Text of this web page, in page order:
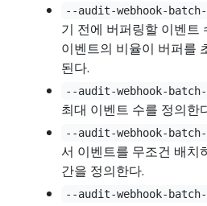
--audit-webhook-
기 전에 버퍼링할 이벤트
이벤트의 비율이 버퍼를
된다.
--audit-webhook-
최대 이벤트 수를 정의한
--audit-webhook-
서 이벤트를 무조건 배치
간을 정의한다.
--audit-webhook-